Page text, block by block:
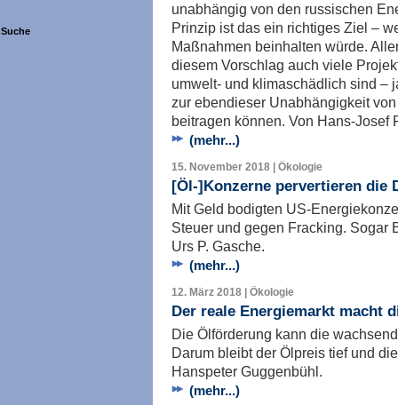
Suche
unabhängig von den russischen
Prinzip ist das ein richtiges Ziel –
Maßnahmen beinhalten würde.
diesem Vorschlag auch viele
umwelt- und klimaschädlich sind –
zur ebendieser Unabhängigkeit
beitragen können. Von Hans-Josef
(mehr...)
15. November 2018 | Ökologie
[Öl-]Konzerne pervertieren die
Mit Geld bodigten US-
Steuer und gegen Fracking. Sogar
Urs P. Gasche.
(mehr...)
12. März 2018 | Ökologie
Der reale Energiemarkt macht
Die Ölförderung kann die
Darum bleibt der Ölpreis tief und
Hanspeter Guggenbühl.
(mehr...)